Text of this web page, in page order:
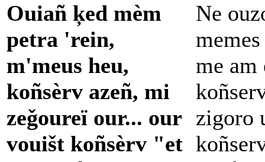
Ouiañ ķed mèm
petra 'rein,
m'meus heu,
koñsèrv azeñ, mi
zeǧoureï our... our
vouišt koñsèrv "et
Ne
me am
zigoro